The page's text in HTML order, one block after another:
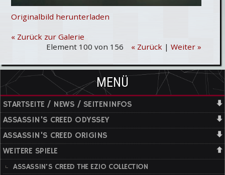
Originalbild herunterladen
« Zurück zur Galerie
Element 100 von 156
« Zurück | Weiter »
MENÜ
STARTSEITE / NEWS / SEITENINFOS
ASSASSIN'S CREED ODYSSEY
ASSASSIN'S CREED ORIGINS
WEITERE SPIELE
ASSASSIN'S CREED THE EZIO COLLECTION